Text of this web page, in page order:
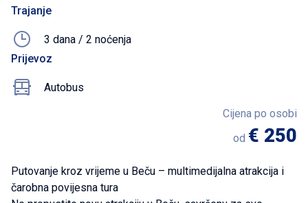
Trajanje
3 dana / 2 noćenja
Prijevoz
Autobus
Cijena po osobi
od € 250
Putovanje kroz vrijeme u Beču – multimedijalna atrakcija i
čarobna povijesna tura